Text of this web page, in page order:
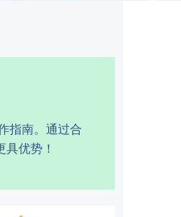
指南。通过合
优势！